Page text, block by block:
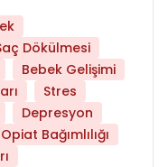
Dökülmesi
Bebek Gelişimi
Stres
Depresyon
Opiat Bağımlılığı